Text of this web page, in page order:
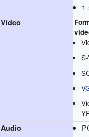
1
Vídeo
Audio